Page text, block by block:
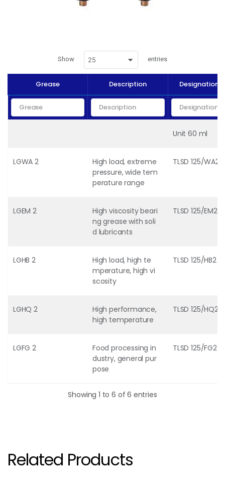
Show 25 entries
Grease Description Designation
Unit 60 ml
LGWA 2
High load, extreme
pressure, wide tem
perature range
TLSD 125/WA2
LGEM 2
High viscosity beari
ng grease with soli
d lubricants
TLSD 125/EM2
LGHB 2
High load, high te
mperature, high vi
scosity
TLSD 125/HB2
LGHQ 2
High performance,
high temperature
TLSD 125/HQ2
LGFG 2
Food processing in
dustry, general pur
pose
TLSD 125/FG2
Showing 1 to 6 of 6 entries
Related Products